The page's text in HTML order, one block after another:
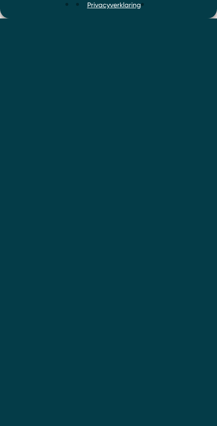
Privacyverklaring